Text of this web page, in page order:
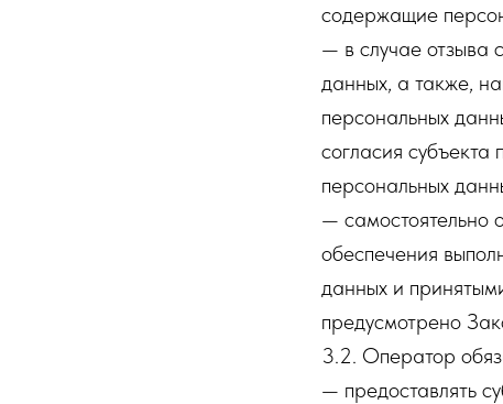
содержащие
— в случае отзыва
данных, а также,
персональных
согласия
персональных
— самостоятельно
обеспечения
данных и
предусмотрено
3.2. Оператор
— предоставлять